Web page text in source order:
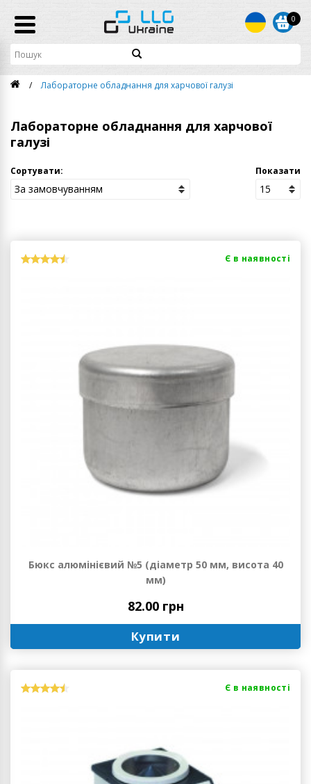
0
Лабораторне обладнання для харчової галузі
Лабораторне обладнання для харчової
галузі
Сортувати: Показати
Є в наявності
Бюкс алюмінієвий №5 (діаметр 50 мм, висота 40
мм)
82.00 грн
Купити
Є в наявності